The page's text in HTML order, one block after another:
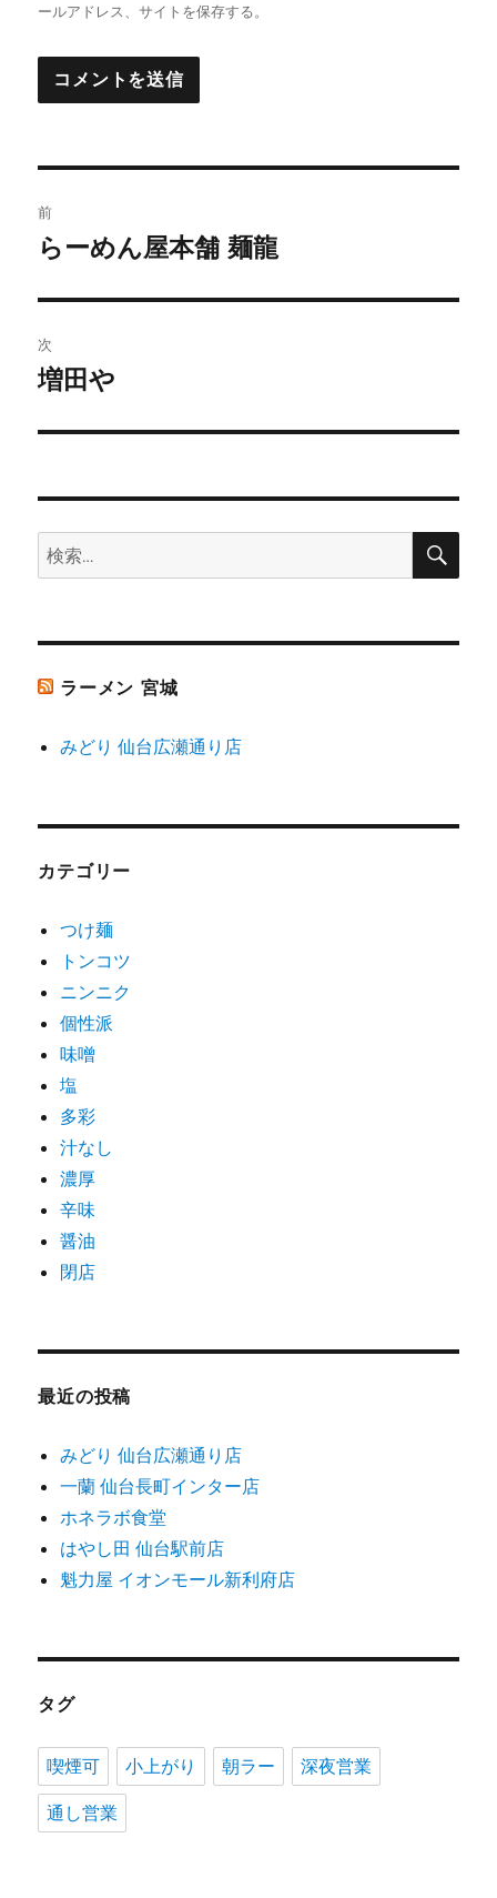
ールアドレス、サイトを保存する。
稿
ビ
ゲ
ー
ン
前
前
投
稿:
らーめん屋本舗 麺龍
次
次
投
増田や
検
索:
検
ラーメン 宮城
みどり 仙台広瀬通り店
カテゴリー
つけ麺
トンコツ
ニンニク
個性派
味噌
塩
多彩
汁なし
濃厚
辛味
醤油
閉店
最近の投稿
みどり 仙台広瀬通り店
一蘭 仙台長町インター店
ホネラボ食堂
はやし田 仙台駅前店
魁力屋 イオンモール新利府店
タグ
喫煙可 小上がり 朝ラー 深夜営業
通し営業